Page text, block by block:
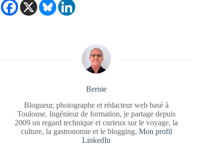
Bernie
Blogueur, photographe et rédacteur web basé à
Toulouse. Ingénieur de formation, je partage depuis
2009 un regard technique et curieux sur le voyage, la
culture, la gastronomie et le blogging. Mon profil
LinkedIn